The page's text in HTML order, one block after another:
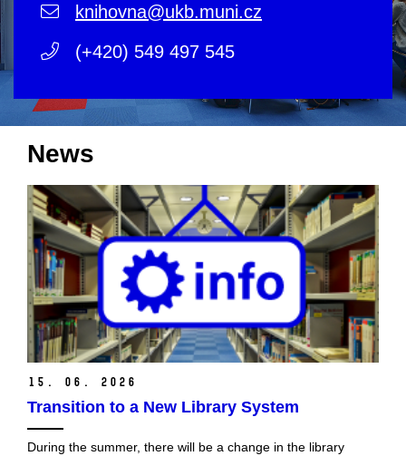
knihovna@ukb.muni.cz
(+420) 549 497 545
News
15. 06. 2026
Transition to a New Library System
During the summer, there will be a change in the library